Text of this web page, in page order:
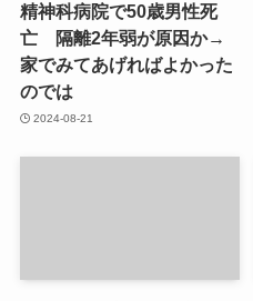
精神科病院で50歳男性死
亡 隔離2年弱が原因か→
家でみてあげればよかった
のでは
2024-08-21